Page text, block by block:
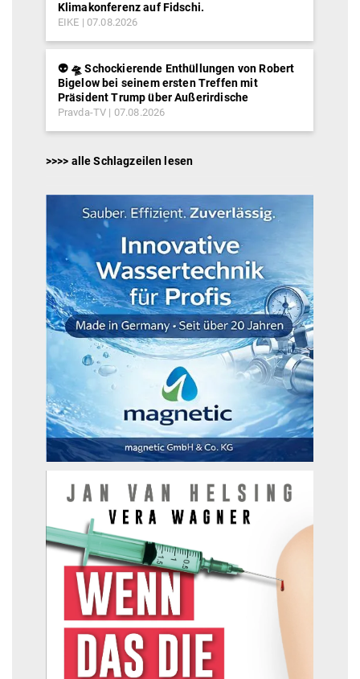
Klimakonferenz auf Fidschi.
EIKE 07.08.2026
👽 🛸 Schockierende Enthüllungen von Robert
Bigelow bei seinem ersten Treffen mit
Präsident Trump über Außerirdische
Pravda-TV 07.08.2026
>>>> alle Schlagzeilen lesen